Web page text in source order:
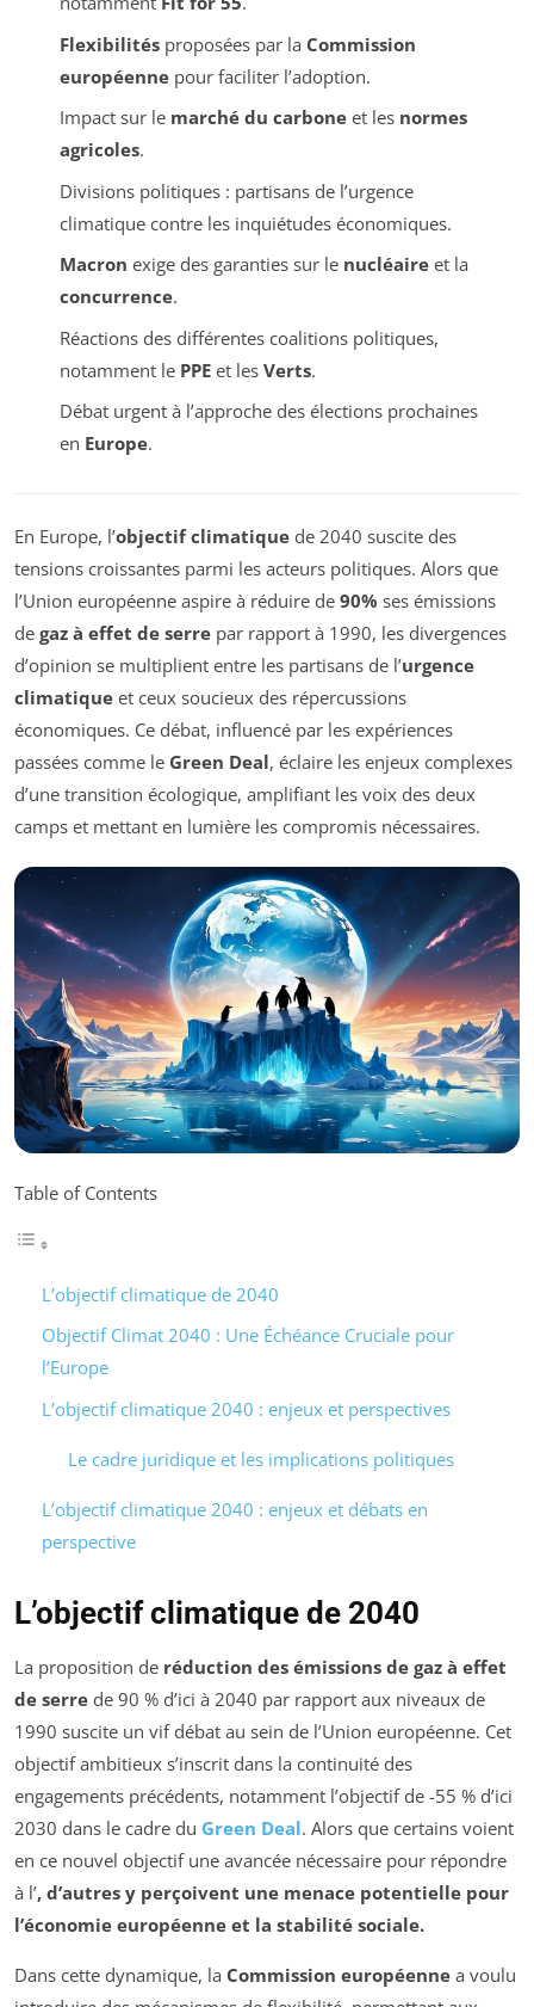
Flexibilitésproposées par la Commission
européennepour faciliter l’adoption.
Impact sur le marché du carboneet les normes
agricoles.
Divisions politiques : partisans de l’urgence
climatique contre les inquiétudes économiques.
Macron exige des garanties sur le nucléaireet la
concurrence.
Réactions des différentes coalitions politiques,
notamment le PPEet les Verts.
Débat urgent à l’approche des élections prochaines
en Europe.
En Europe, l’objectif climatique de 2040 suscite des
tensions croissantes parmi les acteurs politiques. Alors que
l’Union européenne aspire à réduire de 90% ses émissions
de gaz à effet de serre par rapport à 1990, les divergences
d’opinion se multiplient entre les partisans de l’urgence
climatique et ceux soucieux des répercussions
économiques. Ce débat, influencé par les expériences
passées comme le Green Deal, éclaire les enjeux complexes
d’une transition écologique, amplifiant les voix des deux
camps et mettant en lumière les compromis nécessaires.
Table of Contents
L’objectif climatique de 2040
Objectif Climat 2040 : Une Échéance Cruciale pour
l’Europe
L’objectif climatique 2040 : enjeux et perspectives
Le cadre juridique et les implications politiques
L’objectif climatique 2040 : enjeux et débats en
perspective
L’objectif climatique de 2040
La proposition de réduction des émissions de gaz à effet
de serre de 90 % d’ici à 2040 par rapport aux niveaux de
1990 suscite un vif débat au sein de l’Union européenne. Cet
objectif ambitieux s’inscrit dans la continuité des
engagements précédents, notamment l’objectif de -55 % d’ici
2030 dans le cadre du Green Deal. Alors que certains voient
en ce nouvel objectif une avancée nécessaire pour répondre
à l’, d’autres y perçoivent une menace potentielle pour
l’économie européenne et la stabilité sociale.
Dans cette dynamique, la Commission européenne a voulu